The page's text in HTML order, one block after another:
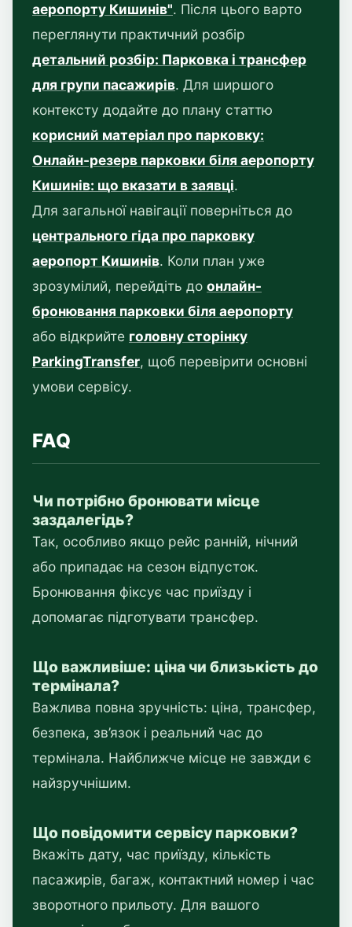
аеропорту Кишинів". Після цього варто
переглянути практичний розбір
детальний розбір: Парковка і трансфер
для групи пасажирів. Для ширшого
контексту додайте до плану статтю
корисний матеріал про парковку:
Онлайн-резерв парковки біля аеропорту
Кишинів: що вказати в заявці.
Для загальної навігації поверніться до
центрального гіда про парковку
аеропорт Кишинів. Коли план уже
зрозумілий, перейдіть до онлайн-
бронювання парковки біля аеропорту
або відкрийте головну сторінку
ParkingTransfer, щоб перевірити основні
умови сервісу.
FAQ
Чи потрібно бронювати місце
заздалегідь?
Так, особливо якщо рейс ранній, нічний
або припадає на сезон відпусток.
Бронювання фіксує час приїзду і
допомагає підготувати трансфер.
Що важливіше: ціна чи близькість до
термінала?
Важлива повна зручність: ціна, трансфер,
безпека, зв’язок і реальний час до
термінала. Найближче місце не завжди є
найзручнішим.
Що повідомити сервісу парковки?
Вкажіть дату, час приїзду, кількість
пасажирів, багаж, контактний номер і час
зворотного прильоту. Для вашого